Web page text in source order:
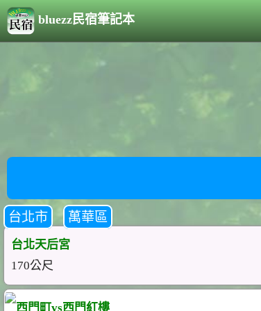
bluezz民宿筆記本
台北市 萬華區
台北天后宮
170公尺
西門町vs西門紅樓